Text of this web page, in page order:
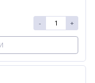
- +